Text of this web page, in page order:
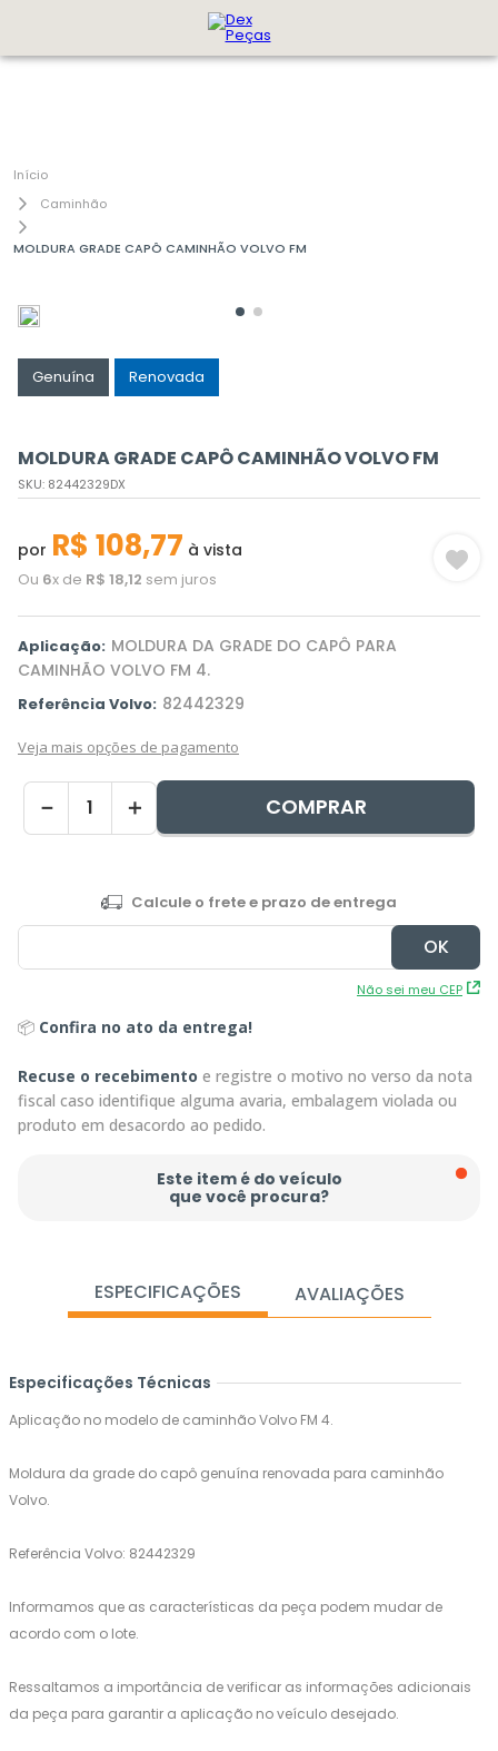
Caminhão
MOLDURA GRADE CAPÔ CAMINHÃO VOLVO FM
Genuína Renovada
MOLDURA GRADE CAPÔ CAMINHÃO VOLVO FM
SKU: 82442329DX
por R$ 108,77 à vista
Ou 6x de R$ 18,12 sem juros
Aplicação: MOLDURA DA GRADE DO CAPÔ PARA
CAMINHÃO VOLVO FM 4.
Referência Volvo: 82442329
Veja mais opções de pagamento
＋
－ COMPRAR
Não sei meu CEP
📦 Confira no ato da entrega!
Recuse o recebimento e registre o motivo no verso da nota
fiscal caso identifique alguma avaria, embalagem violada ou
produto em desacordo ao pedido.
Este item é do veículo
que você procura?
ESPECIFICAÇÕES AVALIAÇÕES
Especificações Técnicas
Aplicação no modelo de caminhão Volvo FM 4.
Moldura da grade do capô genuína renovada para caminhão
Volvo.
Referência Volvo: 82442329
Informamos que as características da peça podem mudar de
acordo com o lote.
Ressaltamos a importância de verificar as informações adicionais
da peça para garantir a aplicação no veículo desejado.